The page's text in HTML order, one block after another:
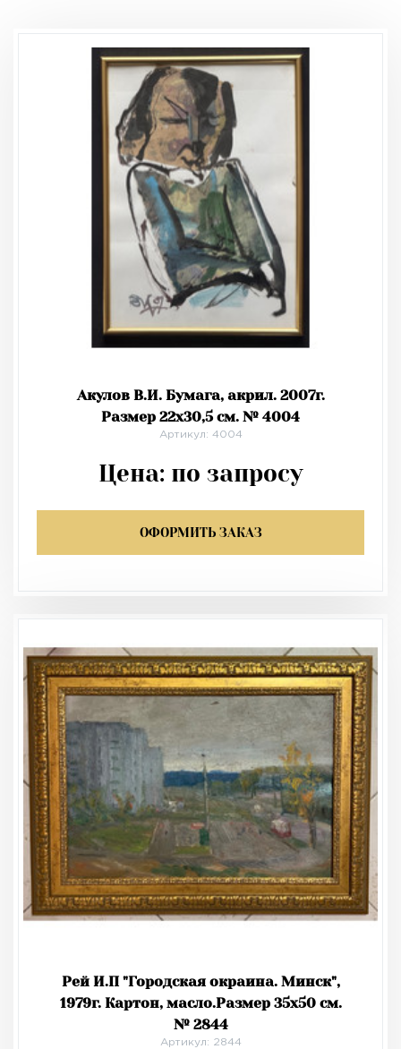
Акулов В.И. Бумага, акрил. 2007г.
Размер 22х30,5 см. № 4004
Артикул: 4004
Цена: по запросу
ОФОРМИТЬ ЗАКАЗ
Рей И.П "Городская окраина. Минск",
1979г. Картон, масло.Размер 35х50 см.
№ 2844
Артикул: 2844